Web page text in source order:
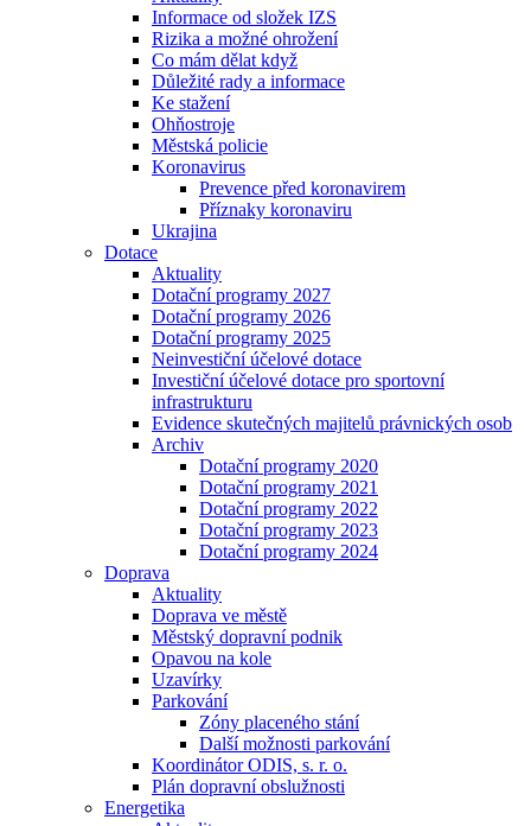
Informace od složek IZS
Rizika a možné ohrožení
Co mám dělat když
Důležité rady a informace
Ke stažení
Ohňostroje
Městská policie
Koronavirus
Prevence před koronavirem
Příznaky koronaviru
Ukrajina
Dotace
Aktuality
Dotační programy 2027
Dotační programy 2026
Dotační programy 2025
Neinvestiční účelové dotace
Investiční účelové dotace pro sportovní
infrastrukturu
Evidence skutečných majitelů právnických osob
Archiv
Dotační programy 2020
Dotační programy 2021
Dotační programy 2022
Dotační programy 2023
Dotační programy 2024
Doprava
Aktuality
Doprava ve městě
Městský dopravní podnik
Opavou na kole
Uzavírky
Parkování
Zóny placeného stání
Další možnosti parkování
Koordinátor ODIS, s. r. o.
Plán dopravní obslužnosti
Energetika